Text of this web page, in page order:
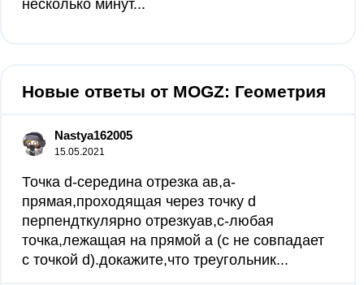
несколько минут...
Новые ответы от MOGZ: Геометрия
Nastya162005
15.05.2021
Точка d-середина отрезка ав,а-
прямая,проходящая через точку d
перпендткулярно отрезкуав,с-любая
точка,лежащая на прямой а (с не совпадает
с точкой d).докажите,что треугольник...